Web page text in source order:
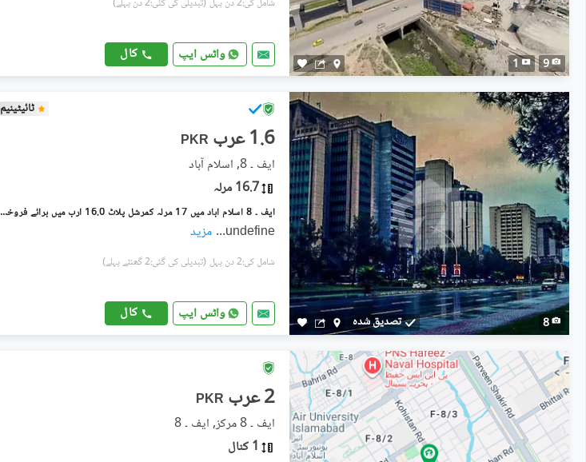
9
1
شامل کی:2 دن پہل (تبدیلی کی گئی:2 دن پہلے)
واٹس ایپ کال
8 تصدیق شدہ
ٹائیٹینیم
PKR 1.6 عرب
ایف ۔ 8, اسلام آباد
16.7 مرلہ
ایف ۔ 8 اسلام آباد میں 17 مرلہ کمرشل پلاٹ 16.0 ارب میں برائے فروخت۔
undefine
... مزید
شامل کی:2 دن پہل (تبدیلی کی گئی:2 گھنٹے پہلے)
واٹس ایپ کال
PKR 2 عرب
ایف ۔ 8 مرکز, ایف ۔ 8
1 کنال